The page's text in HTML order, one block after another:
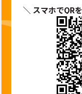
＼ スマホでQR